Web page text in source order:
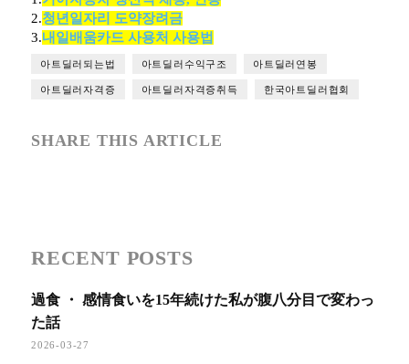
2.청년일자리 도약장려금
3.내일배움카드 사용처 사용법
아트딜러되는법 아트딜러수익구조 아트딜러연봉
아트딜러자격증 아트딜러자격증취득 한국아트딜러협회
SHARE THIS ARTICLE
RECENT POSTS
過食 ・ 感情食いを15年続けた私が腹八分目で変わっ
た話
2026-03-27